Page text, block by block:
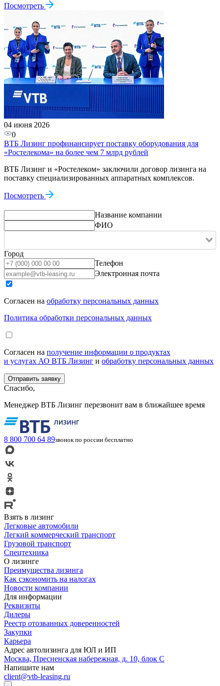
Посмотреть
04 июня 2026
0
ВТБ Лизинг профинансирует поставку оборудования для
«Ростелекома» на более чем 7 млрд рублей
ВТБ Лизинг и «Ростелеком» заключили договор лизинга на
поставку специализированных аппаратных комплексов.
Посмотреть
Название компании
ФИО
Город
Телефон
Электронная почта
Согласен на обработку персональных данных
Политика обработки персональных данных
Согласен на получение информации о продуктах
и услугах АО ВТБ Лизинг и обработку персональных данных
Спасибо,
Менеджер ВТБ Лизинг перезвонит вам в ближайшее время
8 800 700 64 89звонок по россии бесплатно
Взять в лизинг
Легковые автомобили
Легкий коммерческий транспорт
Грузовой транспорт
Спецтехника
О лизинге
Преимущества лизинга
Как сэкономить на налогах
Новости компании
Для информации
Реквизиты
Дилеры
Реестр отозванных доверенностей
Закупки
Карьера
Адрес автолизинга для ЮЛ и ИП
Москва, Пресненская набережная, д. 10, блок С
Напишите нам
client@vtb-leasing.ru